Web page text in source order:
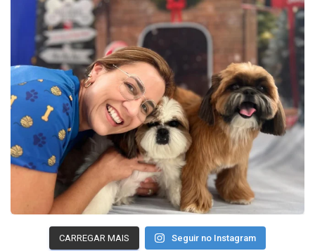
CARREGAR MAIS Seguir no Instagram